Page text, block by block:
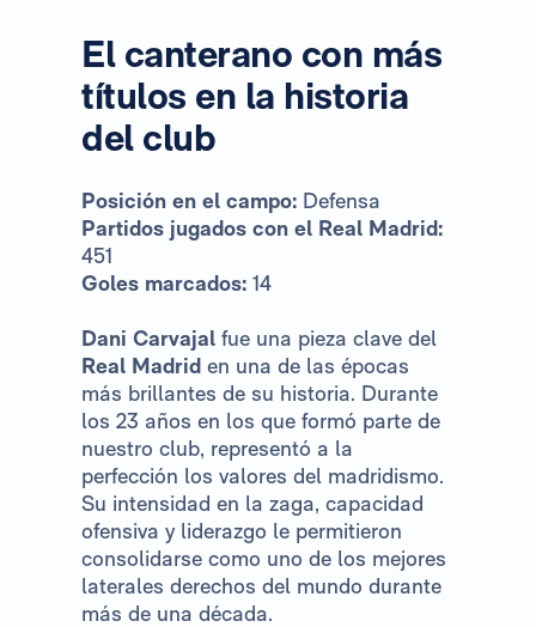
El canterano con más
títulos en la historia
del club
Posición en el campo: Defensa
Partidos jugados con el Real Madrid:
451
Goles marcados: 14
Dani Carvajal fue una pieza clave del
Real Madrid en una de las épocas
más brillantes de su historia. Durante
los 23 años en los que formó parte de
nuestro club, representó a la
perfección los valores del madridismo.
Su intensidad en la zaga, capacidad
ofensiva y liderazgo le permitieron
consolidarse como uno de los mejores
laterales derechos del mundo durante
más de una década.